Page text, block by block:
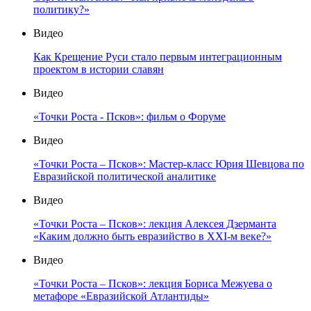
политику?»
Видео
Как Крещение Руси стало первым интеграционным
проектом в истории славян
Видео
«Точки Роста - Псков»: фильм о Форуме
Видео
«Точки Роста – Псков»: Мастер-класс Юрия Шевцова по
Евразийской политической аналитике
Видео
«Точки Роста – Псков»: лекция Алексея Дзерманта
«Каким должно быть евразийство в XXI-м веке?»
Видео
«Точки Роста – Псков»: лекция Бориса Межуева о
метафоре «Евразийской Атлантиды»